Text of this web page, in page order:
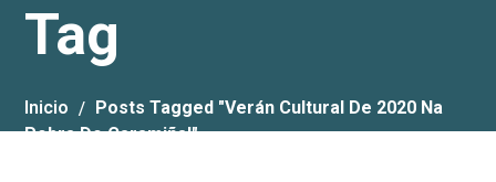
Tag
Inicio
Posts Tagged "verán Cultural De 2020 Na
Pobra Do Caramiñal"